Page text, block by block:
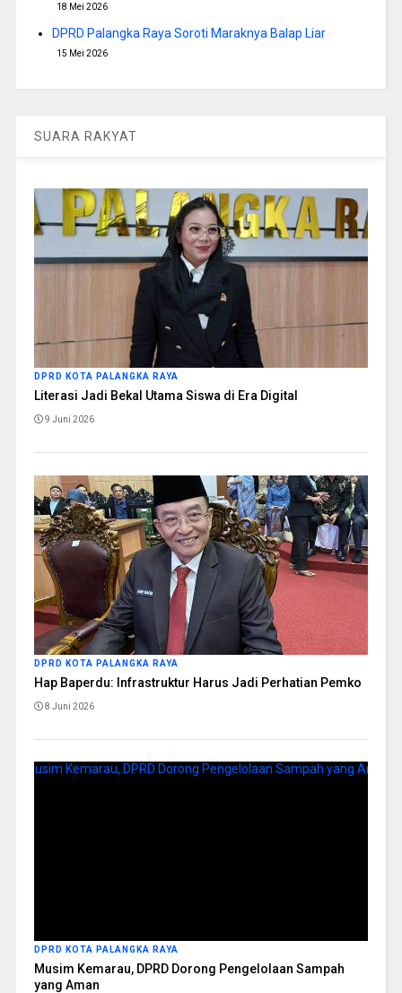
18 Mei 2026
DPRD Palangka Raya Soroti Maraknya Balap Liar
15 Mei 2026
SUARA RAKYAT
DPRD KOTA PALANGKA RAYA
Literasi Jadi Bekal Utama Siswa di Era Digital
9 Juni 2026
DPRD KOTA PALANGKA RAYA
Hap Baperdu: Infrastruktur Harus Jadi Perhatian Pemko
8 Juni 2026
DPRD KOTA PALANGKA RAYA
Musim Kemarau, DPRD Dorong Pengelolaan Sampah
yang Aman